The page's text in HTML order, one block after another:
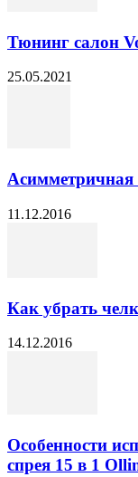
Тюнинг салон
25.05.2021
11.12.2016
Как убрать
14.12.2016
Особенности
спрея 15 в 1